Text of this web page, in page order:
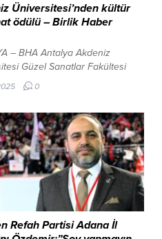
Üniversitesi’nden kültür
ödülü – Birlik Haber
– BHA Antalya Akdeniz
Güzel Sanatlar Fakültesi
Türk Sanatları Bölümü
Üyesi Prof. Dr. Mehmet Ali
ve Kültürel Değerler
‘Türk Kültür ve
Katkı Ödülü’ne layık görüldü.
ve Şanlıurfa
Belediyesi ev sahipliğinde
sempozyumda Türk
sanatına...
0
Refah Partisi Adana İl